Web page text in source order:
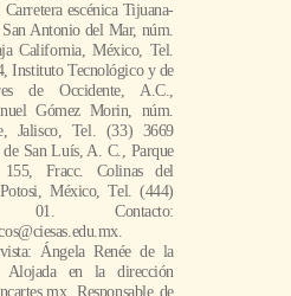
escénica Tijuana-
Antonio del Mar, núm.
California, México, Tel.
Instituto Tecnológico y de
de Occidente, A.C.,
Gómez Morin, núm.
Jalisco, Tel. (33) 3669
San Luís, A. C., Parque
Fracc. Colinas del
México, Tel. (444)
Contacto:
Ángela Renée de la
Alojada en la dirección
Responsable de